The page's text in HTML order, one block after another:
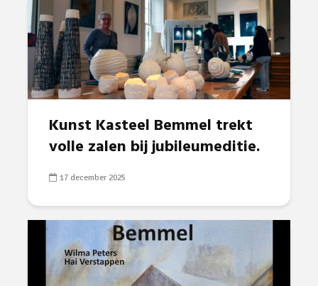
Kunst Kasteel Bemmel trekt
volle zalen bij jubileumeditie.
17 december 2025